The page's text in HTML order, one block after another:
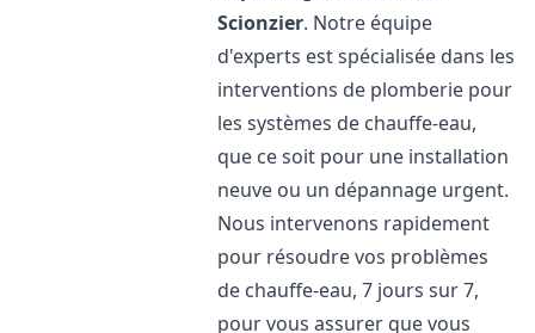
Scionzier. Notre équipe
d'experts est spécialisée dans les
interventions de plomberie pour
les systèmes de chauffe-eau,
que ce soit pour une installation
neuve ou un dépannage urgent.
Nous intervenons rapidement
pour résoudre vos problèmes
de chauffe-eau, 7 jours sur 7,
pour vous assurer que vous